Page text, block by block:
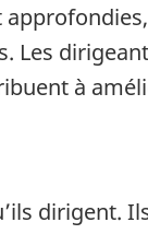
Les
à
dirigent.